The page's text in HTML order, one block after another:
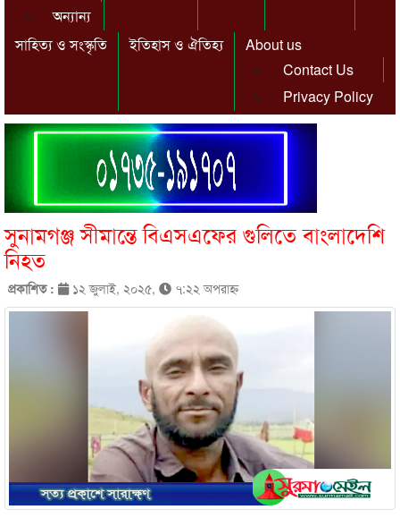
অন্যান্য
সাহিত্য ও সংস্কৃতি ইতিহাস ও ঐতিহ্য
About us
Contact Us
Privacy Policy
সুনামগঞ্জ সীমান্তে বিএসএফের গুলিতে বাংলাদেশি
নিহত
প্রকাশিত : ১২ জুলাই, ২০২৫, ৭:২২ অপরাহ্ণ